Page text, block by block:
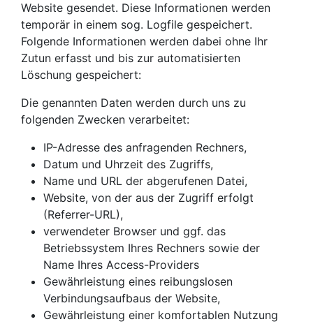
Website gesendet. Diese Informationen werden
temporär in einem sog. Logfile gespeichert.
Folgende Informationen werden dabei ohne Ihr
Zutun erfasst und bis zur automatisierten
Löschung gespeichert:
Die genannten Daten werden durch uns zu
folgenden Zwecken verarbeitet:
IP-Adresse des anfragenden Rechners,
Datum und Uhrzeit des Zugriffs,
Name und URL der abgerufenen Datei,
Website, von der aus der Zugriff erfolgt
(Referrer-URL),
verwendeter Browser und ggf. das
Betriebssystem Ihres Rechners sowie der
Name Ihres Access-Providers
Gewährleistung eines reibungslosen
Verbindungsaufbaus der Website,
Gewährleistung einer komfortablen Nutzung